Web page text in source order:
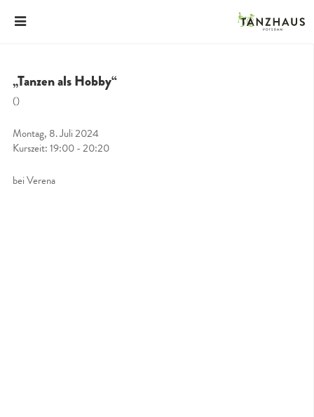
„Tanzen als Hobby“
()
Montag, 8. Juli 2024
Kurszeit: 19:00 - 20:20
bei Verena